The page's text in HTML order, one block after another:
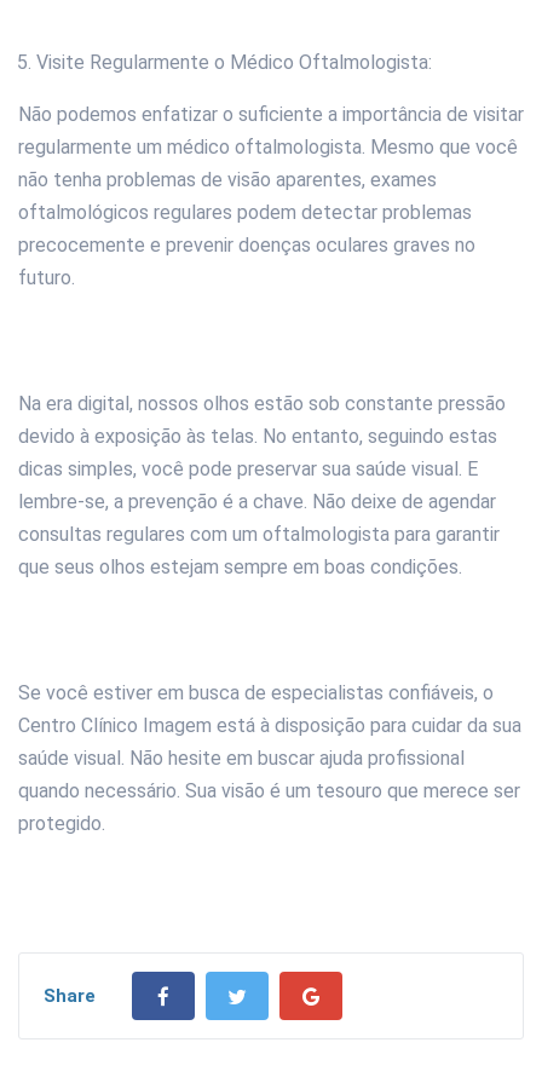
Visite Regularmente o Médico Oftalmologista:
Não podemos enfatizar o suficiente a importância de visitar
regularmente um médico oftalmologista. Mesmo que você
não tenha problemas de visão aparentes, exames
oftalmológicos regulares podem detectar problemas
precocemente e prevenir doenças oculares graves no
futuro.
Na era digital, nossos olhos estão sob constante pressão
devido à exposição às telas. No entanto, seguindo estas
dicas simples, você pode preservar sua saúde visual. E
lembre-se, a prevenção é a chave. Não deixe de agendar
consultas regulares com um oftalmologista para garantir
que seus olhos estejam sempre em boas condições.
Se você estiver em busca de especialistas confiáveis, o
Centro Clínico Imagem está à disposição para cuidar da sua
saúde visual. Não hesite em buscar ajuda profissional
quando necessário. Sua visão é um tesouro que merece ser
protegido.
Share